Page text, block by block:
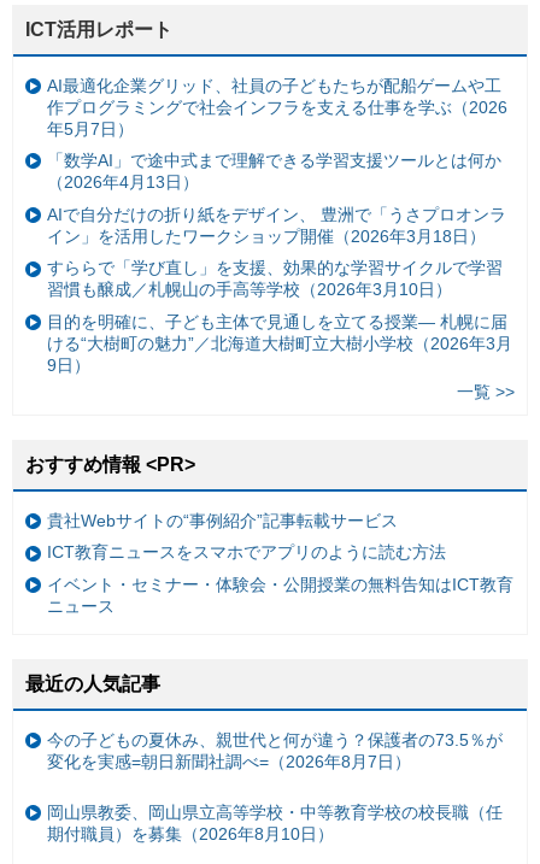
ICT活用レポート
AI最適化企業グリッド、社員の子どもたちが配船ゲームや工
作プログラミングで社会インフラを支える仕事を学ぶ（2026
年5月7日）
「数学AI」で途中式まで理解できる学習支援ツールとは何か
（2026年4月13日）
AIで自分だけの折り紙をデザイン、 豊洲で「うさプロオンラ
イン」を活用したワークショップ開催（2026年3月18日）
すららで「学び直し」を支援、効果的な学習サイクルで学習
習慣も醸成／札幌山の手高等学校（2026年3月10日）
目的を明確に、子ども主体で見通しを立てる授業— 札幌に届
ける“大樹町の魅力”／北海道大樹町立大樹小学校（2026年3月
9日）
一覧 >>
おすすめ情報 <PR>
貴社Webサイトの“事例紹介”記事転載サービス
ICT教育ニュースをスマホでアプリのように読む方法
イベント・セミナー・体験会・公開授業の無料告知はICT教育
ニュース
最近の人気記事
今の子どもの夏休み、親世代と何が違う？保護者の73.5％が
変化を実感=朝日新聞社調べ=（2026年8月7日）
岡山県教委、岡山県立高等学校・中等教育学校の校長職（任
期付職員）を募集（2026年8月10日）